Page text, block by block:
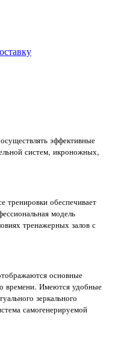
эффективные
систем, икроножных,
тренировки обеспечивает
модель
тренажерных залов с
основные
времени. Имеются удобные
зеркального
самогенерируемой